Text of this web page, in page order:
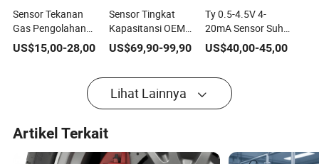
Sensor Tekanan
Gas Pengolahan
Air Tongyi OEM
Tahan Ledakan 4-
US$15,00-28,00
Sensor Tingkat
Kapasitansi OEM
Ty822 untuk
Aplikasi Bahan
US$69,90-99,90
Ty 0.5-4.5V 4-
20mA Sensor Suhu
dan Tekanan untuk
Cairan Gas dan
US$40,00-45,00
Lihat Lainnya
Artikel Terkait